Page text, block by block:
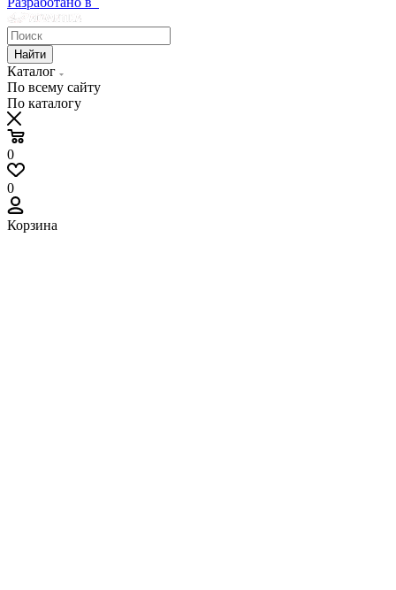
Найти
Каталог
По всему сайту
По каталогу
0
0
Корзина